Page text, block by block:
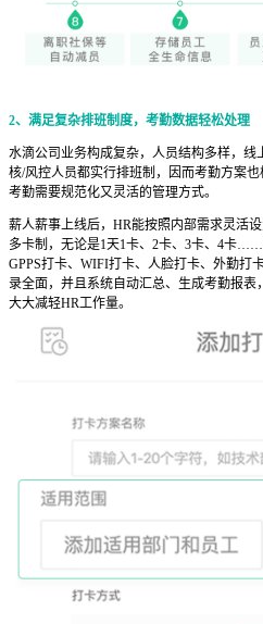
2、 满足复杂排班制度，考勤数据轻松处理
水滴公司业务构成复杂，人员结构多样，
核/风控人员都实行排班制，因而考勤方案也
考勤需要规范化又灵活的管理方式。
薪人薪事上线后，HR能按照内部需求灵活
多卡制，无论是1天1卡、2卡、3卡、4卡
GPPS打卡、WIFI打卡、人脸打卡、外勤打
录全面，并且系统自动汇总、生成考勤报表
大大减轻HR工作量。